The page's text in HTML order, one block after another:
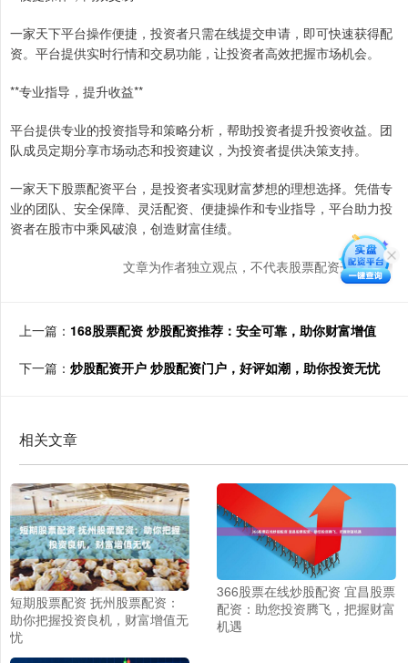
一家天下平台操作便捷，投资者只需在线提交申请，即可快速获得配
资。平台提供实时行情和交易功能，让投资者高效把握市场机会。
**专业指导，提升收益**
平台提供专业的投资指导和策略分析，帮助投资者提升投资收益。团
队成员定期分享市场动态和投资建议，为投资者提供决策支持。
一家天下股票配资平台，是投资者实现财富梦想的理想选择。凭借专
业的团队、安全保障、灵活配资、便捷操作和专业指导，平台助力投
资者在股市中乘风破浪，创造财富佳绩。
文章为作者独立观点，不代表股票配资开户观点
上一篇： 168股票配资 炒股配资推荐：安全可靠，助你财富增值
下一篇： 炒股配资开户 炒股配资门户，好评如潮，助你投资无忧
相关文章
短期股票配资 抚州股票配资：
助你把握投资良机，财富增值无
忧
366股票在线炒股配资 宜昌股票
配资：助您投资腾飞，把握财富
机遇